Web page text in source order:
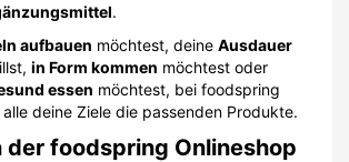
.
aufbauen möchtest, deine Ausdauer
in Form kommen möchtest oder
essen möchtest, bei foodspring
deine Ziele die passenden Produkte.
der foodspring Onlineshop